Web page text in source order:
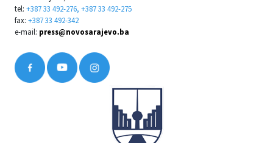
tel: +387 33 492-276, +387 33 492-275
fax: +387 33 492-342
e-mail: press@novosarajevo.ba